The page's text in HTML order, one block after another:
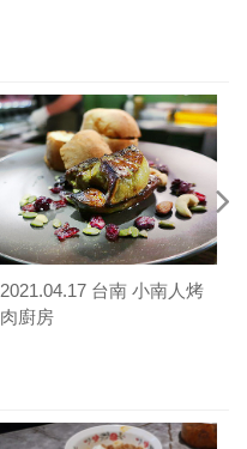
2021.04.17 台南 小南人烤
肉廚房